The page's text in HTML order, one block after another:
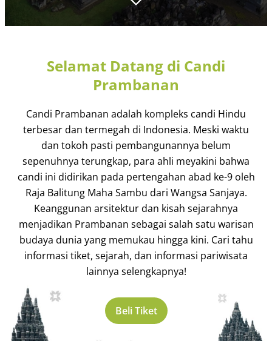
Selamat Datang di Candi
Prambanan
Candi Prambanan adalah kompleks candi Hindu
terbesar dan termegah di Indonesia. Meski waktu
dan tokoh pasti pembangunannya belum
sepenuhnya terungkap, para ahli meyakini bahwa
candi ini didirikan pada pertengahan abad ke-9 oleh
Raja Balitung Maha Sambu dari Wangsa Sanjaya.
Keanggunan arsitektur dan kisah sejarahnya
menjadikan Prambanan sebagai salah satu warisan
budaya dunia yang memukau hingga kini. Cari tahu
informasi tiket, sejarah, dan informasi pariwisata
lainnya selengkapnya!
Beli Tiket